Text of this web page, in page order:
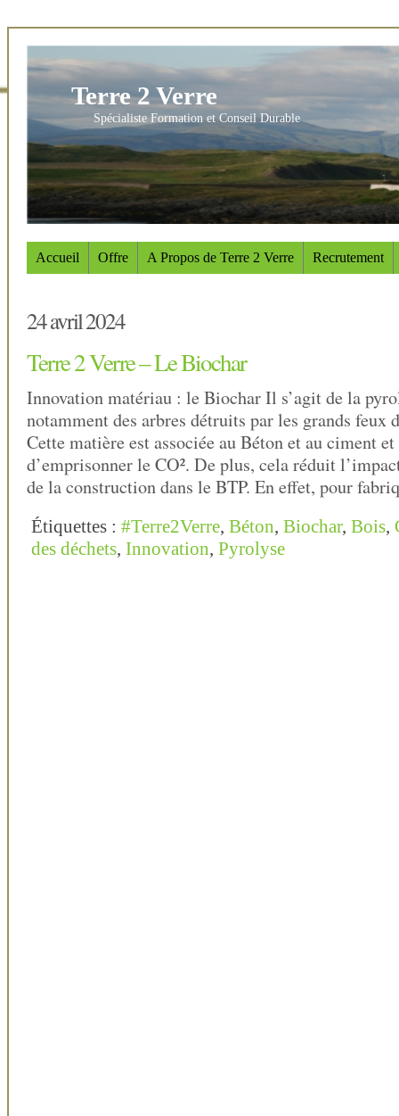
Terre 2 Verre
Spécialiste Formation et Conseil Durable
Accueil Offre A Propos de Terre 2 Verre Recrutement
24 avril 2024
Terre 2 Verre – Le Biochar
Innovation matériau : le Biochar Il s’agit de la
notamment des arbres détruits par les grands feux
Cette matière est associée au Béton et au ciment
d’emprisonner le CO². De plus, cela réduit
de la construction dans le BTP. En effet, pour
Étiquettes : #Terre2Verre, Béton, Biochar, Bois,
des déchets, Innovation, Pyrolyse